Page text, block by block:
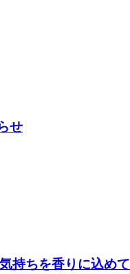
せ
持ちを香りに込めて